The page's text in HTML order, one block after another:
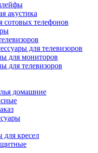
акустика
сотовых телефонов
для телевизоров
для мониторов
для телевизоров
домашние
для кресел